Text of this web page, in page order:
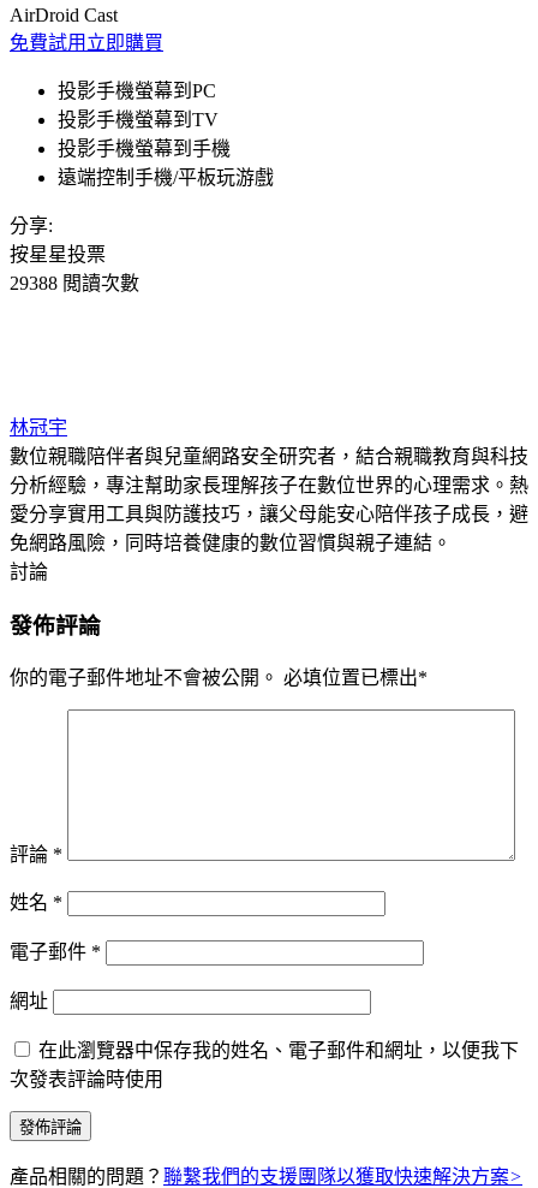
AirDroid Cast
免費試用 立即購買
投影手機螢幕到PC
投影手機螢幕到TV
投影手機螢幕到手機
遠端控制手機/平板玩游戲
分享:
按星星投票
29388 閲讀次數
林冠宇
數位親職陪伴者與兒童網路安全研究者，結合親職教育與科技
分析經驗，專注幫助家長理解孩子在數位世界的心理需求。熱
愛分享實用工具與防護技巧，讓父母能安心陪伴孩子成長，避
免網路風險，同時培養健康的數位習慣與親子連結。
討論
發佈評論
你的電子郵件地址不會被公開。 必填位置已標出*
評論 *
姓名 *
電子郵件 *
網址
在此瀏覽器中保存我的姓名、電子郵件和網址，以便我下
次發表評論時使用
產品相關的問題？ 聯繫我們的支援團隊以獲取快速解決方案>